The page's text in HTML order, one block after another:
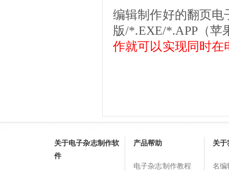
编辑制作好的翻页
版/*.EXE/*.APP（苹
作就可以实现同时在
关于电子杂志制作软
件
产品帮助
电子杂志制作教程
关于
名编